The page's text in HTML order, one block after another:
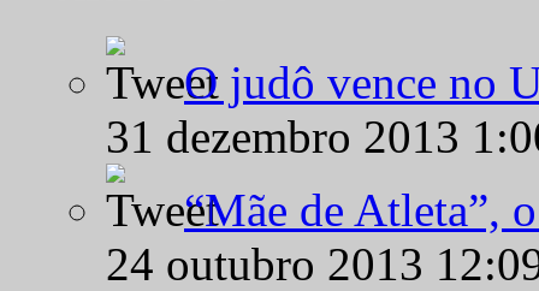
O judô vence no
31 dezembro 2013
“Mãe de Atleta”,
24 outubro 2013